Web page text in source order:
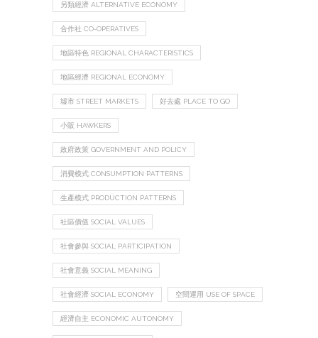
另類經濟 ALTERNATIVE ECONOMY
合作社 CO-OPERATIVES
地區特色 REGIONAL CHARACTERISTICS
地區經濟 REGIONAL ECONOMY
墟市 STREET MARKETS 好去處 PLACE TO GO
小販 HAWKERS
政府政策 GOVERNMENT AND POLICY
消費模式 CONSUMPTION PATTERNS
生產模式 PRODUCTION PATTERNS
社區價值 SOCIAL VALUES
社會參與 SOCIAL PARTICIPATION
社會意義 SOCIAL MEANING
社會經濟 SOCIAL ECONOMY 空間運用 USE OF SPACE
經濟自主 ECONOMIC AUTONOMY